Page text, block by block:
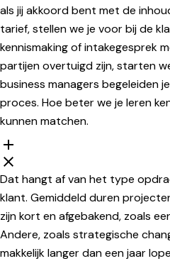
als jij akkoord bent met de
tarief, stellen we je voor bij de
kennismaking of intakegesprek
partijen overtuigd zijn, starten
business managers begeleiden
proces. Hoe beter we je leren
kunnen matchen.
Dat hangt af van het type
klant. Gemiddeld duren
zijn kort en afgebakend, zoals
Andere, zoals strategische
makkelijk langer dan een jaar